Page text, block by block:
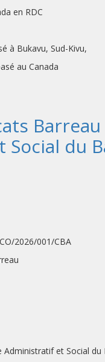
en RDC
à Bukavu, Sud-Kivu,
au Canada
du
2026/001/CBA
Administratif et Social